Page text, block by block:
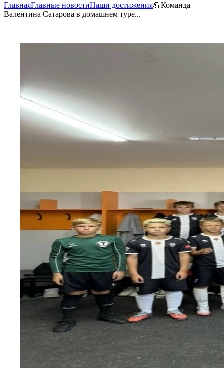
ГлавнаяГлавные новостиНаши достижения💪Команда
Валентина Сатарова в домашнем туре...